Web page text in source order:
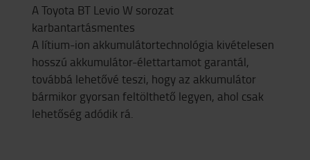
A Toyota BT Levio W sorozat
karbantartásmentes
A lítium-ion akkumulátortechnológia kivételesen
hosszú akkumulátor-élettartamot garantál,
továbbá lehetővé teszi, hogy az akkumulátor
bármikor gyorsan feltölthető legyen, ahol csak
lehetőség adódik rá.